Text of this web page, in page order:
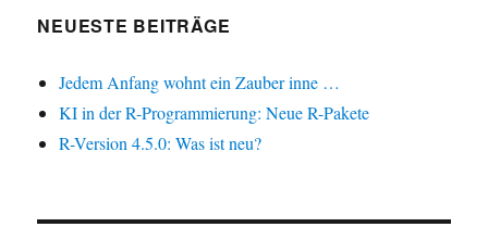
NEUESTE BEITRÄGE
Jedem Anfang wohnt ein Zauber inne …
KI in der R-Programmierung: Neue R-Pakete
R-Version 4.5.0: Was ist neu?